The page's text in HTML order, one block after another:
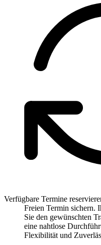
Verfügbare Termine
Freien Termin sichern.
Sie den gewünschten
eine nahtlose
Flexibilität und